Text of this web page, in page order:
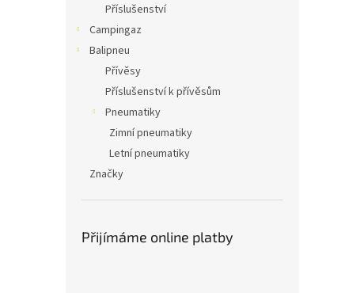
Příslušenství
Campingaz
Balipneu
Přívěsy
Příslušenství k přívěsům
Pneumatiky
Zimní pneumatiky
Letní pneumatiky
Značky
Přijímáme online platby